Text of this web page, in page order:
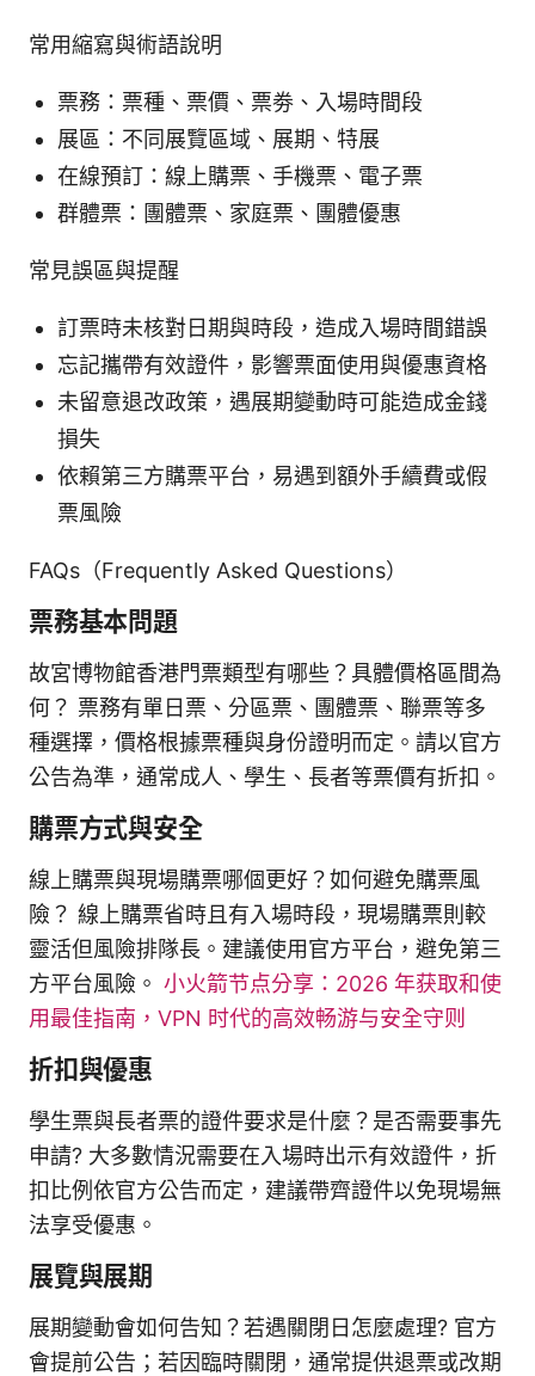
常用縮寫與術語說明
票務：票種、票價、票劵、入場時間段
展區：不同展覽區域、展期、特展
在線預訂：線上購票、手機票、電子票
群體票：團體票、家庭票、團體優惠
常見誤區與提醒
訂票時未核對日期與時段，造成入場時間錯誤
忘記攜帶有效證件，影響票面使用與優惠資格
未留意退改政策，遇展期變動時可能造成金錢
損失
依賴第三方購票平台，易遇到額外手續費或假
票風險
FAQs（Frequently Asked Questions）
票務基本問題
故宮博物館香港門票類型有哪些？具體價格區間為
何？ 票務有單日票、分區票、團體票、聯票等多
種選擇，價格根據票種與身份證明而定。請以官方
公告為準，通常成人、學生、長者等票價有折扣。
購票方式與安全
線上購票與現場購票哪個更好？如何避免購票風
險？ 線上購票省時且有入場時段，現場購票則較
靈活但風險排隊長。建議使用官方平台，避免第三
方平台風險。 小火箭节点分享：2026 年获取和使
用最佳指南，VPN 时代的高效畅游与安全守则
折扣與優惠
學生票與長者票的證件要求是什麼？是否需要事先
申請? 大多數情況需要在入場時出示有效證件，折
扣比例依官方公告而定，建議帶齊證件以免現場無
法享受優惠。
展覽與展期
展期變動會如何告知？若遇關閉日怎麼處理? 官方
會提前公告；若因臨時關閉，通常提供退票或改期